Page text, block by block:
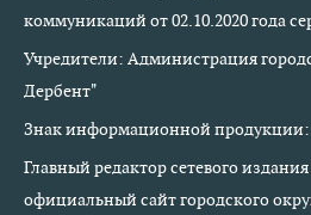
коммуникаций от 02.10.2020 года
Учредители: Администрация
Дербент"
Знак информационной продукции:
Главный редактор сетевого
официальный сайт городского